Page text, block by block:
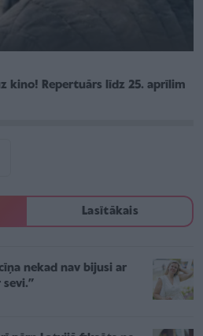
kino! Repertuārs līdz 25. aprīlim
Lasītākais
nekad nav bijusi ar